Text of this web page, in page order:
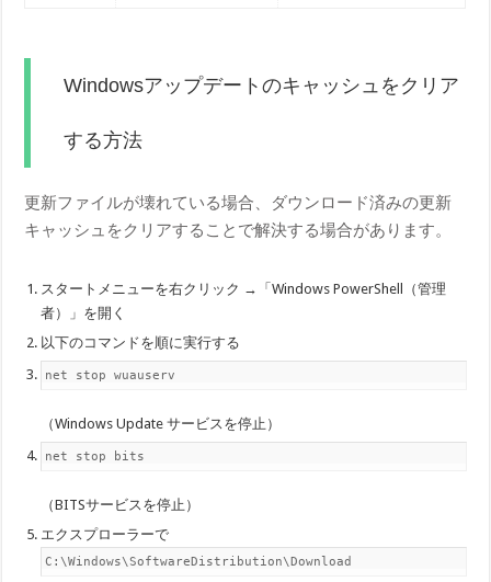
Windowsアップデートのキャッシュをクリア
する方法
更新ファイルが壊れている場合、ダウンロード済みの更新
キャッシュをクリアすることで解決する場合があります。
スタートメニューを右クリック →「Windows PowerShell（管理
者）」を開く
以下のコマンドを順に実行する
net stop wuauserv
（Windows Update サービスを停止）
net stop bits
（BITSサービスを停止）
エクスプローラーで
C:\Windows\SoftwareDistribution\Download